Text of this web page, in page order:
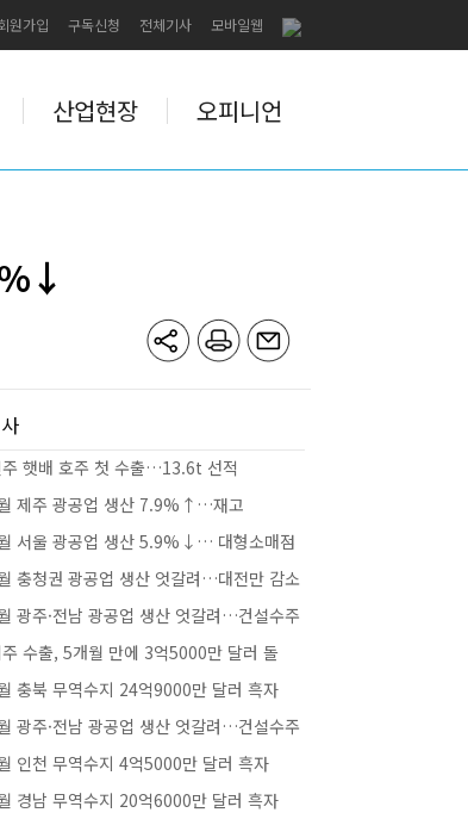
원가입 구독신청 전체기사 모바일웹
산업현장 오피니언
주 햇배 호주 첫 수출…13.6t 선적
제주 광공업 생산 7.9%↑…재고
대형소매점 판매 10.8%
서울 광공업 생산 5.9%↓… 대형소매점
매 9.8%↑·건설수주 81.8%↑
충청권 광공업 생산 엇갈려…대전만 감소
북 33.8% 증가
광주·전남 광공업 생산 엇갈려…건설수주
증 수출, 5개월 만에 3억5000만 달러 돌
반도체가 견인
충북 무역수지 24억9000만 달러 흑자
광주·전남 광공업 생산 엇갈려…건설수주
가세인천 무역수지 4억5000만 달러 흑자
경남 무역수지 20억6000만 달러 흑자